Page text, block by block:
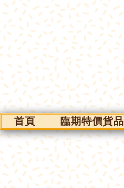
首頁 臨期特價貨品